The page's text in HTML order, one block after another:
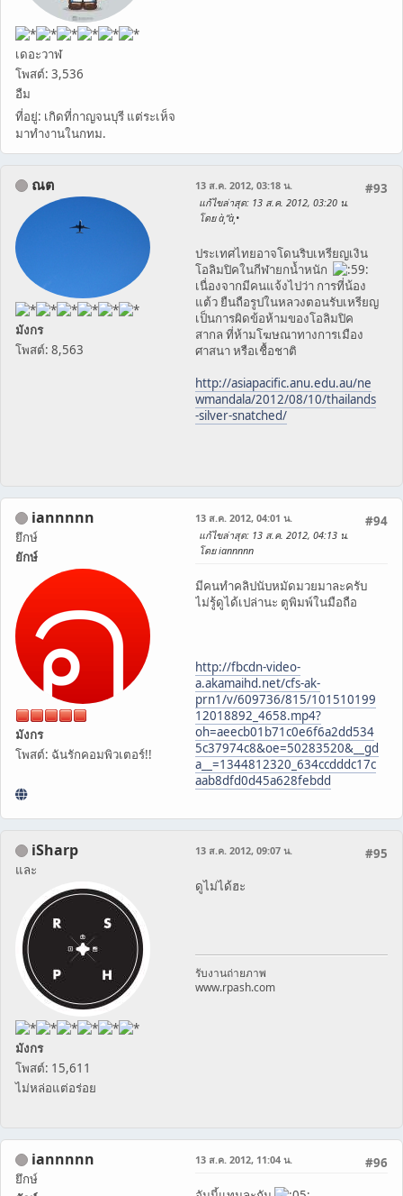
เดอะวาฬ
โพสต์: 3,536
อืม
ที่อยู่: เกิดที่กาญจนบุรี แต่ระเห็จ
มาทำงานในกทม.
ณต
มังกร
โพสต์: 8,563
#93
13 ส.ค. 2012, 03:18 น.
แก้ไขล่าสุด: 13 ส.ค. 2012, 03:20 น.
โดย à¸“à¸•
ประเทศไทยอาจโดนริบเหรียญเงิน
โอลิมปิคในกีฬายกน้ำหนัก
เนื่องจากมีคนแจ้งไปว่า การที่น้อง
แต้ว ยืนถือรูปในหลวงตอนรับเหรียญ
เป็นการผิดข้อห้ามของโอลิมปิค
สากล ที่ห้ามโฆษณาทางการเมือง
ศาสนา หรือเชื้อชาติ
http://asiapacific.anu.edu.au/ne
wmandala/2012/08/10/thailands
-silver-snatched/
iannnnn
ยึกษ์
ยักษ์
มังกร
โพสต์: ฉันรักคอมพิวเตอร์!!
#94
13 ส.ค. 2012, 04:01 น.
แก้ไขล่าสุด: 13 ส.ค. 2012, 04:13 น.
โดย iannnnn
มีคนทำคลิปนับหมัดมวยมาละครับ
ไม่รู้ดูได้เปล่านะ ตูพิมพ์ในมือถือ
http://fbcdn-video-
a.akamaihd.net/cfs-ak-
prn1/v/609736/815/101510199
12018892_4658.mp4?
oh=aeecb01b71c0e6f6a2dd534
5c37974c8&oe=50283520&__gd
a__=1344812320_634ccdddc17c
aab8dfd0d45a628febdd
iSharp
และ
มังกร
โพสต์: 15,611
ไม่หล่อแต่อร่อย
#95
13 ส.ค. 2012, 09:07 น.
ดูไม่ได้ฮะ
รับงานถ่ายภาพ
www.rpash.com
iannnnn
ยึกษ์
#96
13 ส.ค. 2012, 11:04 น.